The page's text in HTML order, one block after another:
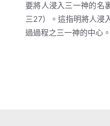
要將人浸入三一神的名
三27）。這指明將人浸
過過程之三一神的中心